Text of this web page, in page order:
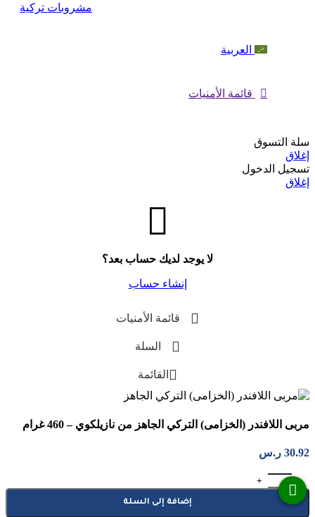
مشروبات تركية
العربية
قائمة الأمنيات
سلة التسوق
إغلاق
تسجيل الدخول
إغلاق
لا يوجد لديك حساب بعد؟
إنشاء حساب
قائمة الأمنيات
السلة
القائمة
مربى اللافندر (الخزامى) التركي الجاهز من نازيلكوي – 460 غرام
30.92 ر.س
كمية مربى اللافندر (الخزامى) التركي الجاهز من نازيلكوي - 460 غرام
إضافة إلى السلة